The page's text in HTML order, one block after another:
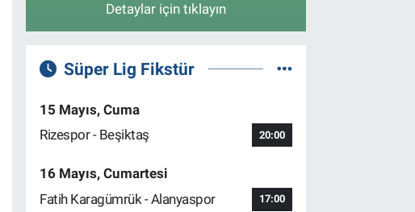
Detaylar için tıklayın
Süper Lig Fikstür
15 Mayıs, Cuma
Rizespor - Beşiktaş
20:00
16 Mayıs, Cumartesi
Fatih Karagümrük - Alanyaspor
17:00